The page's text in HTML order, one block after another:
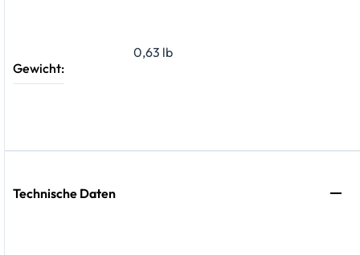
Gewicht:
0,63 lb
Technische Daten